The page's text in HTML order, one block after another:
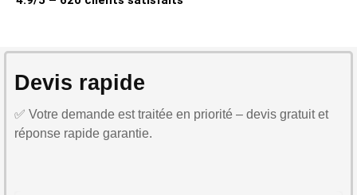
Devis rapide
✅ Votre demande est traitée en priorité – devis gratuit et
réponse rapide garantie.